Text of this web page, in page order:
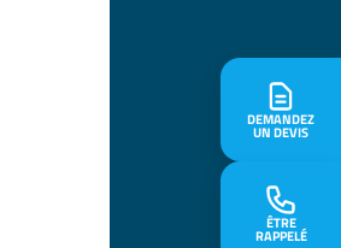
DEMANDEZ
UN DEVIS
ÊTRE
RAPPELÉ